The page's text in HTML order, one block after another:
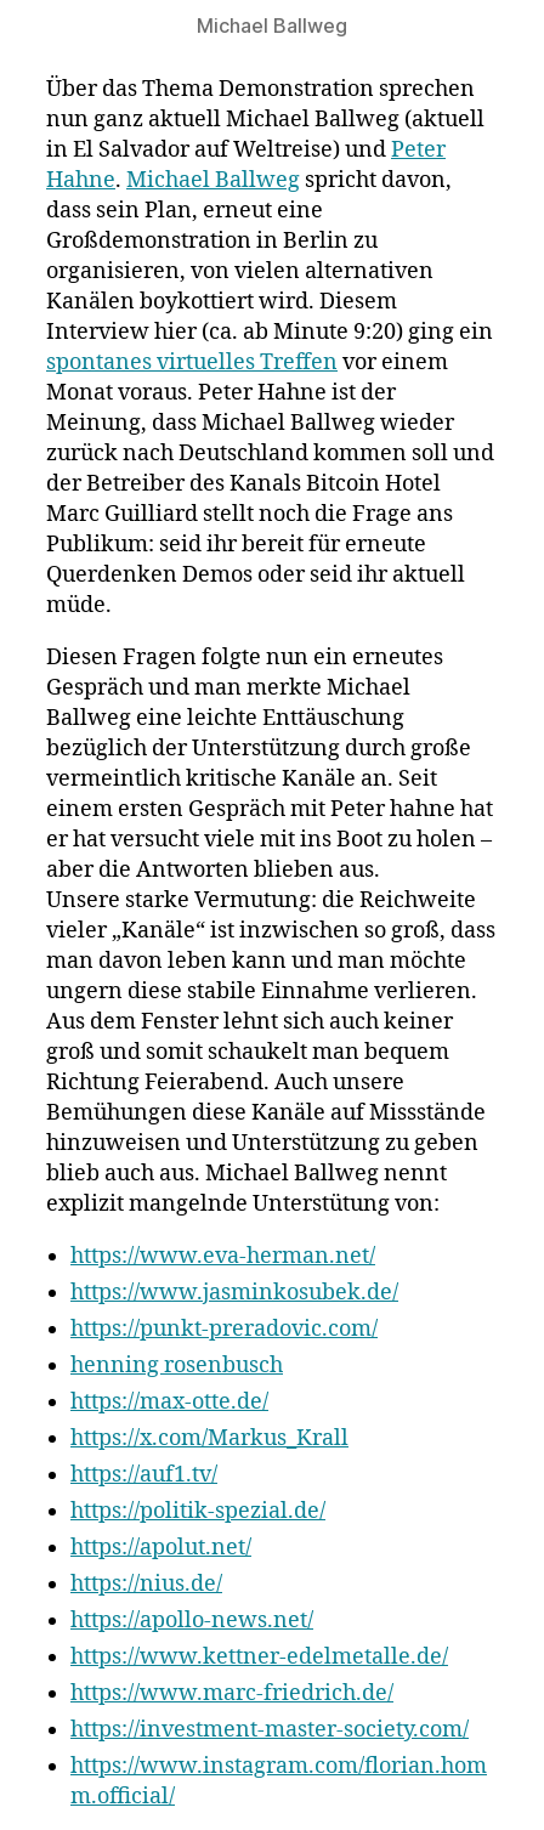
Michael Ballweg
Über das Thema Demonstration sprechen
nun ganz aktuell Michael Ballweg (aktuell
in El Salvador auf Weltreise) undPeter
Hahne. Michael Ballweg spricht davon,
dass sein Plan, erneut eine
Großdemonstration in Berlin zu
organisieren, von vielen alternativen
Kanälen boykottiert wird. Diesem
Interview hier (ca. ab Minute 9:20) ging ein
spontanes virtuelles Treffenvor einem
Monat voraus. Peter Hahne ist der
Meinung, dass Michael Ballweg wieder
zurück nach Deutschland kommen soll und
der Betreiber des Kanals Bitcoin Hotel
Marc Guilliard stellt noch die Frage ans
Publikum: seid ihr bereit für erneute
Querdenken Demos oder seid ihr aktuell
müde.
Diesen Fragen folgte nun ein erneutes
Gespräch und man merkte Michael
Ballweg eine leichte Enttäuschung
bezüglich der Unterstützung durch große
vermeintlich kritische Kanäle an. Seit
einem ersten Gespräch mit Peter hahne hat
er hat versucht viele mit ins Boot zu holen –
aber die Antworten blieben aus.
Unsere starke Vermutung: die Reichweite
vieler „Kanäle“ ist inzwischen so groß, dass
man davon leben kann und man möchte
ungern diese stabile Einnahme verlieren.
Aus dem Fenster lehnt sich auch keiner
groß und somit schaukelt man bequem
Richtung Feierabend. Auch unsere
Bemühungen diese Kanäle auf Missstände
hinzuweisen und Unterstützung zu geben
blieb auch aus. Michael Ballweg nennt
explizit mangelnde Unterstütung von:
https://www.eva-herman.net/
https://www.jasminkosubek.de/
https://punkt-preradovic.com/
henning rosenbusch
https://max-otte.de/
https://x.com/Markus_Krall
https://auf1.tv/
https://politik-spezial.de/
https://apolut.net/
https://nius.de/
https://apollo-news.net/
https://www.kettner-edelmetalle.de/
https://www.marc-friedrich.de/
https://investment-master-society.com/
https://www.instagram.com/florian.hom
m.official/